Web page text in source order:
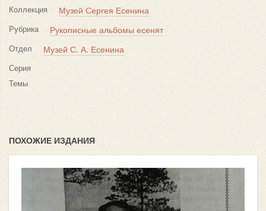
Коллекция
Музей Сергея Есенина
Рубрика Рукописные альбомы есенят
Отдел Музей С. А. Есенина
Серия
Темы
ПОХОЖИЕ ИЗДАНИЯ